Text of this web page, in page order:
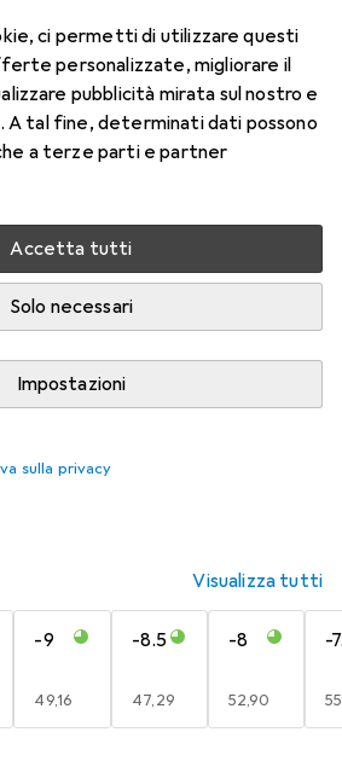
ci permetti di utilizzare questi
personalizzate, migliorare il
pubblicità mirata sul nostro e
A tal fine, determinati dati possono
a terze parti e partner
Accetta tutti
Solo necessari
Impostazioni
sulla privacy
6 pz., Torico
8 e mer, 19/8
presso il fornitore
Aggiungi al carrello
Visualizza tutti
-9
EUR
49,16
-8.5
EUR
47,29
-8
EUR
52,90
-